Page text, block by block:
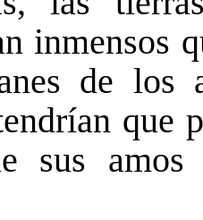
inmensos
de los
que
sus amos